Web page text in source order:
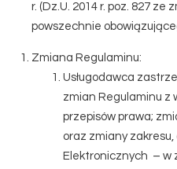
r. (Dz.U. 2014 r. poz. 827 ze
powszechnie
Zmiana Regulaminu:
Usługodawca
zmian Regulaminu z
przepisów prawa;
oraz zmiany
Elektronicznych – w